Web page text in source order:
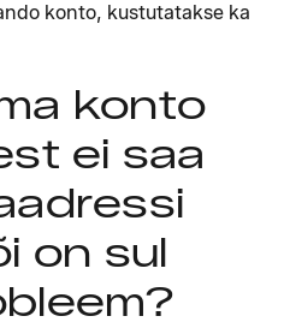
konto, kustutatakse ka
konto
ei saa
on sul